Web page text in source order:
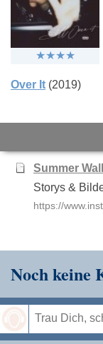
Over It (2019)
Summer
Storys &
https://
Noch keine